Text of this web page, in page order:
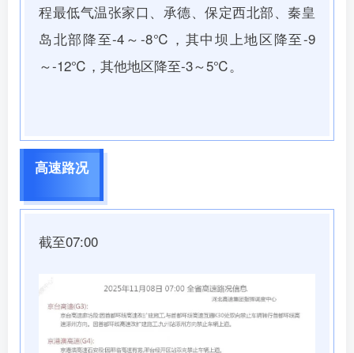
程最低气温张家口、承德、保定西北部、秦皇
岛北部降至-4～-8℃，其中坝上地区降至-9
～-12℃，其他地区降至-3～5℃。
高速路况
截至07:00